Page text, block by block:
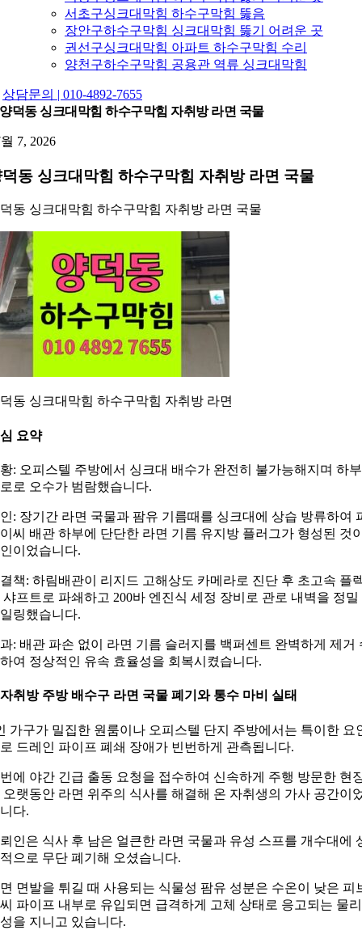
서초구싱크대막힘 하수구막힘 뚫음
장안구하수구막힘 싱크대막힘 뚫기 어려운 곳
권선구싱크대막힘 아파트 하수구막힘 수리
양천구하수구막힘 공용관 역류 싱크대막힘
상담문의 | 010-4892-7655
양덕동 싱크대막힘 하수구막힘 자취방 라면 국물
7, 2026
동 싱크대막힘 하수구막힘 자취방 라면 국물
동 싱크대막힘 하수구막힘 자취방 라면 국물
동 싱크대막힘 하수구막힘 자취방 라면
요약
: 오피스텔 주방에서 싱크대 배수가 완전히 불가능해지며 하부
로 오수가 범람했습니다.
: 장기간 라면 국물과 팜유 기름때를 싱크대에 상습 방류하여
씨 배관 하부에 단단한 라면 기름 유지방 플러그가 형성된 것
이었습니다.
책: 하림배관이 리지드 고해상도 카메라로 진단 후 초고속 플
샤프트로 파쇄하고 200바 엔진식 세정 장비로 관로 내벽을 정밀
링했습니다.
: 배관 파손 없이 라면 기름 슬러지를 백퍼센트 완벽하게 제거
여 정상적인 유속 효율성을 회복시켰습니다.
취방 주방 배수구 라면 국물 폐기와 통수 마비 실태
가구가 밀집한 원룸이나 오피스텔 단지 주방에서는 특이한 요
드레인 파이프 폐쇄 장애가 빈번하게 관측됩니다.
에 야간 긴급 출동 요청을 접수하여 신속하게 주행 방문한 현
오랫동안 라면 위주의 식사를 해결해 온 자취생의 가사 공간이
다.
인은 식사 후 남은 얼큰한 라면 국물과 유성 스프를 개수대에
으로 무단 폐기해 오셨습니다.
면발을 튀길 때 사용되는 식물성 팜유 성분은 수온이 낮은 피
파이프 내부로 유입되면 급격하게 고체 상태로 응고되는 물
을 지니고 있습니다.